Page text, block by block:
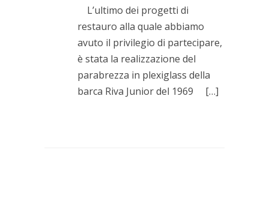
L’ultimo dei progetti di
restauro alla quale abbiamo
avuto il privilegio di partecipare,
è stata la realizzazione del
parabrezza in plexiglass della
barca Riva Junior del 1969 […]